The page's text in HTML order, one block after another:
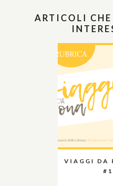
ARTICOLI CHE
VIAGGI DA